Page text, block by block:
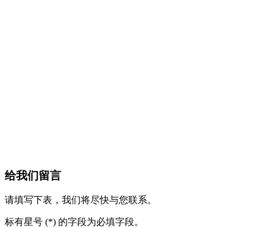
给我们留言
请填写下表，我们将尽快与您联系。
标有星号 (*) 的字段为必填字段。